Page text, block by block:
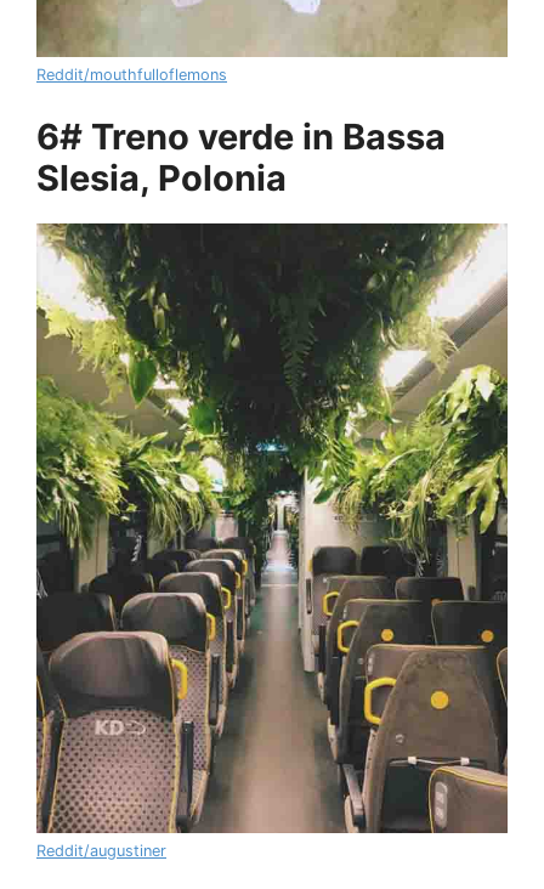
Reddit/mouthfulloflemons
6# Treno verde in Bassa
Slesia, Polonia
Reddit/augustiner